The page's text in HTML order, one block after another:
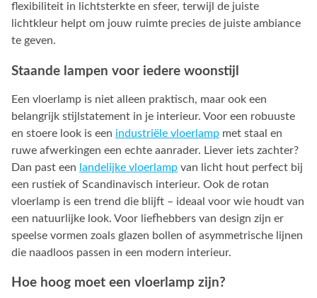
flexibiliteit in lichtsterkte en sfeer, terwijl de juiste
lichtkleur helpt om jouw ruimte precies de juiste ambiance
te geven.
Staande lampen voor iedere woonstijl
Een vloerlamp is niet alleen praktisch, maar ook een
belangrijk stijlstatement in je interieur. Voor een robuuste
en stoere look is een industriële vloerlamp met staal en
ruwe afwerkingen een echte aanrader. Liever iets zachter?
Dan past een landelijke vloerlamp van licht hout perfect bij
een rustiek of Scandinavisch interieur. Ook de rotan
vloerlamp is een trend die blijft – ideaal voor wie houdt van
een natuurlijke look. Voor liefhebbers van design zijn er
speelse vormen zoals glazen bollen of asymmetrische lijnen
die naadloos passen in een modern interieur.
Hoe hoog moet een vloerlamp zijn?